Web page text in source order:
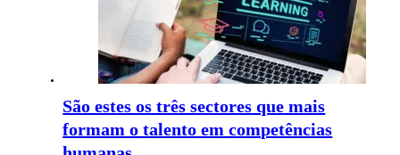
São estes os três sectores que mais
formam o talento em competências